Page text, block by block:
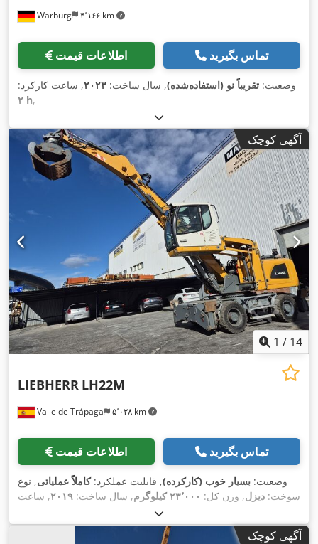
Warburg ۴٬۱۶۶ km
اطلاعات قیمت تماس بگیرید
وضعیت: تقریباً نو (استفاده‌شده), سال ساخت: ۲۰۲۳, ساعت کارکرد:
۲ h,
آگهی کوچک
1 / 14
Valle de Trápaga ۵٬۰۲۸ km
LIEBHERR LH22M
اطلاعات قیمت تماس بگیرید
وضعیت: بسیار خوب (کارکرده), قابلیت عملکرد:کاملاً عملیاتی, نوع
سوخت: دیزل, وزن کل: ۲۳٬۰۰۰ کیلوگرم , سال ساخت: ۲۰۱۹, ساعت
آگهی کوچک